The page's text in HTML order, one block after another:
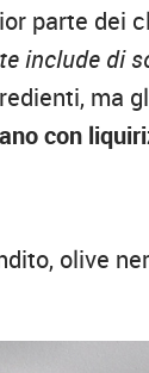
parte dei
include di
ma
con
olive